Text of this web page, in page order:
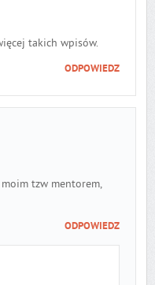
takich wpisów.
ODPOWIEDZ
moim tzw mentorem,
ODPOWIEDZ